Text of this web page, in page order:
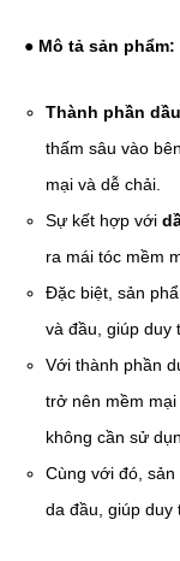
● Mô tả sản phẩm:
Thành phần
thấm sâu vào
mại và dễ chải.
Sự kết hợp với
ra mái tóc mềm
Đặc biệt, sản
và đầu, giúp duy
Với thành phần
trở nên mềm
không cần sử
Cùng với đó,
da đầu, giúp duy